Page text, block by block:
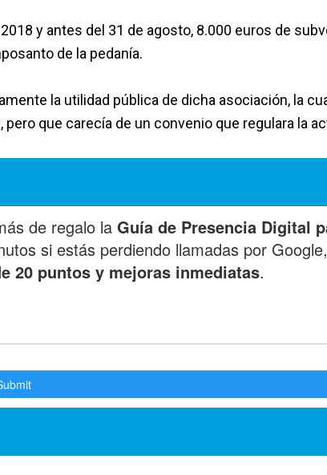
y antes del 31 de agosto, 8.000 euros de
de la pedanía.
la utilidad pública de dicha asociación, la
que carecía de un convenio que regulara la